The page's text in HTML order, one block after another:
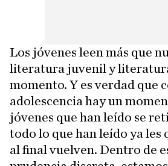
Los jóvenes leen más que
literatura juvenil y
momento. Y es verdad que
adolescencia hay un
jóvenes que han leído se
todo lo que han leído ya les
al final vuelven. Dentro de